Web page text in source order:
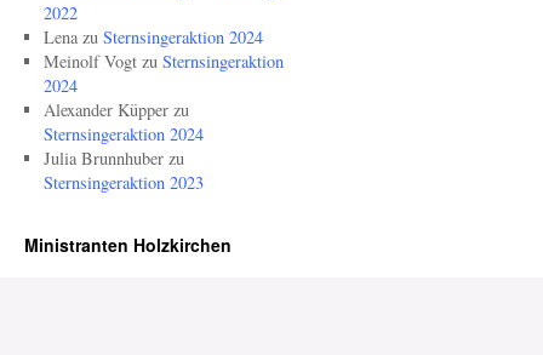
2022
Lenazu Sternsingeraktion 2024
Meinolf Vogtzu Sternsingeraktion
2024
Alexander Küpperzu
Sternsingeraktion 2024
Julia Brunnhuberzu
Sternsingeraktion 2023
Ministranten Holzkirchen